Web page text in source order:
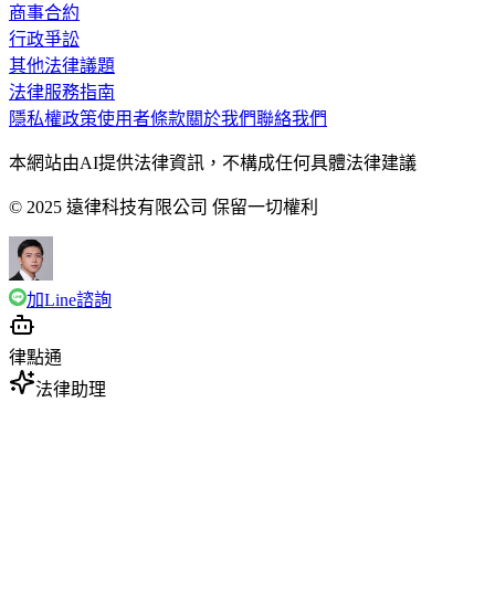
商事合約
行政爭訟
其他法律議題
法律服務指南
隱私權政策使用者條款關於我們聯絡我們
本網站由AI提供法律資訊，不構成任何具體法律建議
© 2025 遠律科技有限公司 保留一切權利
加Line諮詢
律點通
法律助理